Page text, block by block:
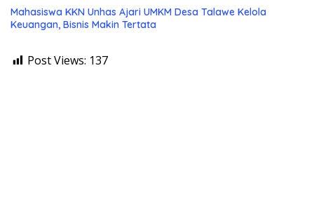
Mahasiswa KKN Unhas Ajari UMKM Desa Talawe Kelola
Keuangan, Bisnis Makin Tertata
Post Views: 137